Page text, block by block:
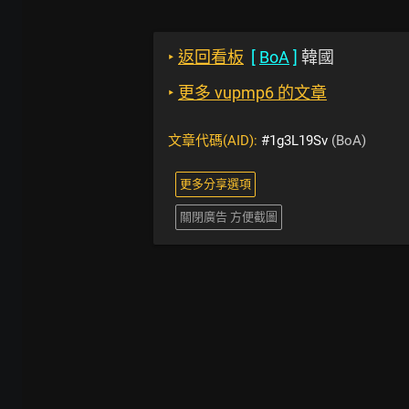
‣ 返回看板 [ BoA ] 韓國
‣ 更多 vupmp6 的文章
文章代碼(AID): #1g3L19Sv (BoA)
更多分享選項
關閉廣告 方便截圖